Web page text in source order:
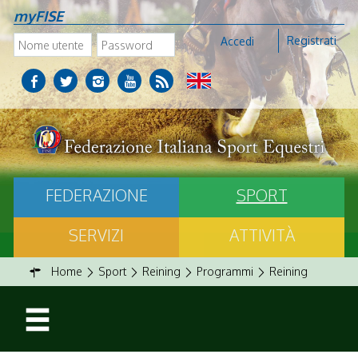
myFISE
Accedi Registrati
FEDERAZIONE
SPORT
SERVIZI
ATTIVITÀ
Home Sport Reining Programmi Reining